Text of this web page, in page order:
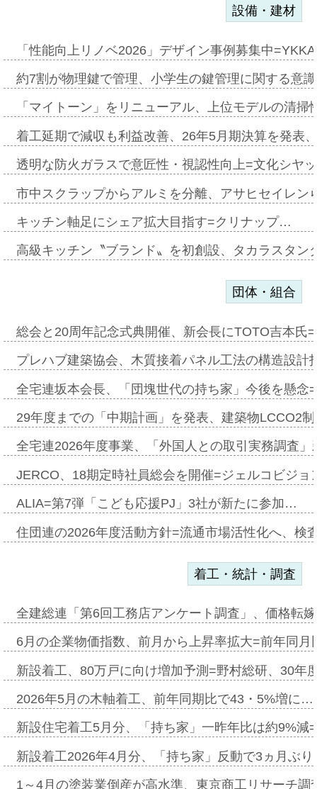
設備・建材
「性能向上リノベ2026」デザイン事例募集中
約7割が物理鍵で管理、小学生の鍵管理に関する意
「マイトーン」をリニューアル、上位モデルの清
着工延期で減収も利益改善、26年5月期決算を発表
透明な防火ガラスで意匠性・視認性向上=文化シヤ
市中スクラップからアルミを分離、アサヒセイレ
キッチン軸足にシェア拡大目指す=クリナップ…
高級キッチン〝ブランド〟を初創設、タカラスタ
団体・組合
総会と20周年記念式典開催、新会長にTOTO吉本氏
プレハブ建築協会、木質接着パネル工法の構造設
全宅連坂本会長、「団塊世代の持ち家」今後を懸
29年度までの「中期計画」を発表、建築物LCCO2
全宅連2026年度事業、「外国人との取引実務調査
JERCO、18期定時社員総会を開催=ジェルコビジ
ALIA=第7弾「こども応援PJ」3社が新たに参加…
住団連の2026年度活動方針=流通市場活性化へ、検
着工・統計・調査
全建総連「第6回工務店アンケート調査」、価格転
6月の企業物価指数、前月から上昇率拡大=前年同
新設着工、80万戸に向け増加予測=野村総研、30年
2026年5月の木軸着工、前年同期比で43・5%増に…
新設住宅着工5月分、「持ち家」一昨年比は約9%
新設着工2026年4月分、「持ち家」反動で3ヵ月ぶ
1～4月の塗装業倒産が高水準、東京商工リサーチ